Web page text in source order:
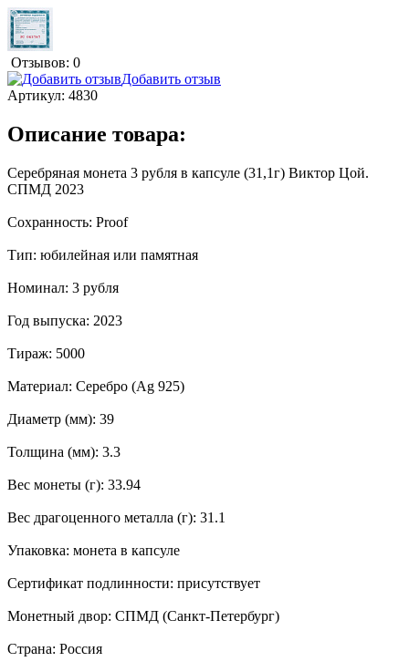
Отзывов: 0
Добавить отзыв
Артикул: 4830
Описание товара:
Серебряная монета 3 рубля в капсуле (31,1г) Виктор Цой.
СПМД 2023
Сохранность: Proof
Тип: юбилейная или памятная
Номинал: 3 рубля
Год выпуска: 2023
Тираж: 5000
Материал: Серебро (Ag 925)
Диаметр (мм): 39
Толщина (мм): 3.3
Вес монеты (г): 33.94
Вес драгоценного металла (г): 31.1
Упаковка: монета в капсуле
Сертификат подлинности: присутствует
Монетный двор: СПМД (Санкт-Петербург)
Страна: Россия